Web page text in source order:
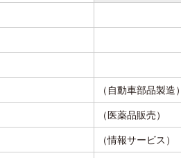
（自動車部品製造
（医薬品販売）
（情報サービス）